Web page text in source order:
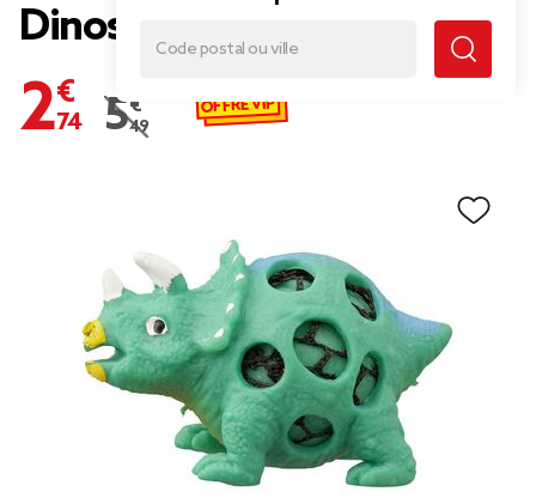
Dinosaure à malaxer
2,74 €
Prix remisé de 5,49 € à 2,74 €
5,49 € OFFRE VIP